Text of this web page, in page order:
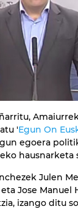
'Egun On
egoera
hausnarketa
Julen
Jose Manuel
izango ditu